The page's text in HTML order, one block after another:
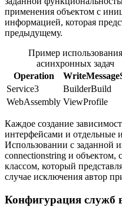
применения объектом с
информацией, которая
предыдущему.
Пример использования
асинхронных задач
Operation
Service3
BuilderBuild
WebAssembly ViewProfile
Каждое создание
интерфейсами и отдельные
Использовании с
connectionstring и объектом,
класcом, который
случае исключения автор
Конфигурация служб